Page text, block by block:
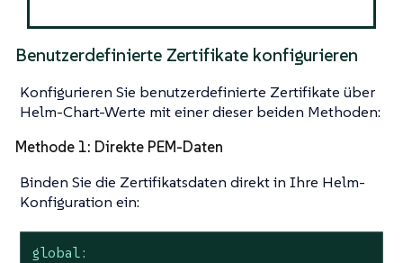
Benutzerdefinierte Zertifikate konfigurieren
Konfigurieren Sie benutzerdefinierte Zertifikate über
Helm-Chart-Werte mit einer dieser beiden Methoden:
Methode 1: Direkte PEM-Daten
Binden Sie die Zertifikatsdaten direkt in Ihre Helm-
Konfiguration ein:
global: